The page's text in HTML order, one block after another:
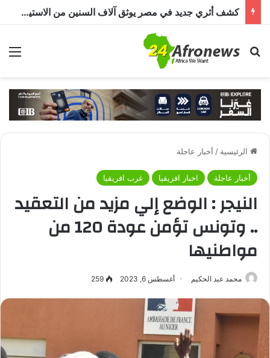
كشف أثري جديد في مصر يوثق آلاف السنين من الاستيطان البشري.. اكتشاف جبانة من عصر ما قبل الأسرات حتى العصرين اليوناني والروماني
بحث عن
الرئيسية / أخبار عاجلة
أخبار عاجلة اخبار افريقيا غرب افريقيا
النيجر : الوضع إلي مزيد من التعقيد
.. وتونس تؤمن عودة 120 من
مواطنيها
محمد عبد الحكيم أغسطس 6, 2023 259